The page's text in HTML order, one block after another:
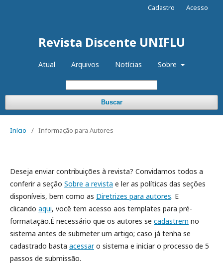
Revista Discente UNIFLU
Atual Arquivos Notícias Sobre
Buscar
Cadastro Acesso
Início / Informação para Autores
Deseja enviar contribuições à revista? Convidamos todos a
conferir a seção Sobre a revista e ler as políticas das seções
disponíveis, bem como as Diretrizes para autores. E
clicando aqui, você tem acesso aos templates para pré-
formatação.É necessário que os autores se cadastrem no
sistema antes de submeter um artigo; caso já tenha se
cadastrado basta acessaro sistema e iniciar o processo de 5
passos de submissão.